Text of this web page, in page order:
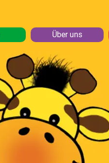
Über uns